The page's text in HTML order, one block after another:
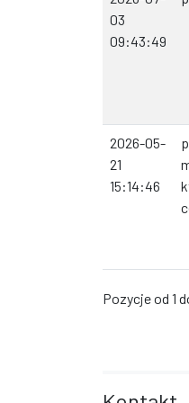
03
09:43:49
2026-05-
21
15:14:46
Pozycje od 1